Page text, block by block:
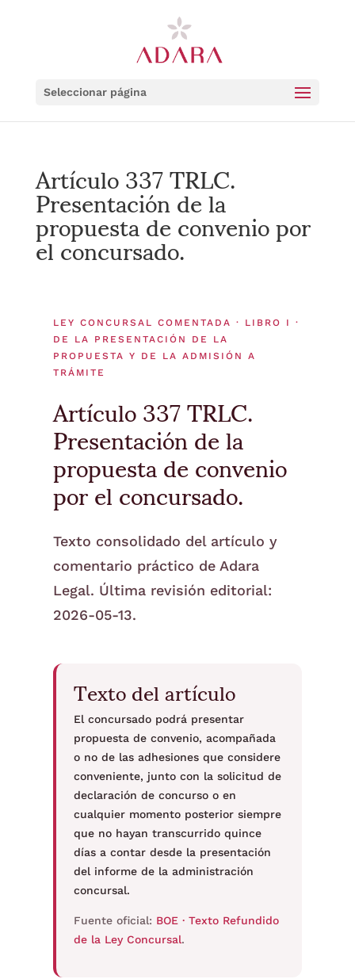
Seleccionar página
Artículo 337 TRLC.
Presentación de la
propuesta de convenio por
el concursado.
LEY CONCURSAL COMENTADA · LIBRO I ·
DE LA PRESENTACIÓN DE LA
PROPUESTA Y DE LA ADMISIÓN A
TRÁMITE
Artículo 337 TRLC.
Presentación de la
propuesta de convenio
por el concursado.
Texto consolidado del artículo y
comentario práctico de Adara
Legal. Última revisión editorial:
2026-05-13.
Texto del artículo
El concursado podrá presentar
propuesta de convenio, acompañada
o no de las adhesiones que considere
conveniente, junto con la solicitud de
declaración de concurso o en
cualquier momento posterior siempre
que no hayan transcurrido quince
días a contar desde la presentación
del informe de la administración
concursal.
Fuente oficial: BOE · Texto Refundido
de la Ley Concursal.